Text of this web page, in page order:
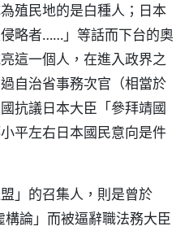
殖民地的是白種人；日本
略者……」等話而下台的奧
這一個人，在進入政界之
自治省事務次官（相當於
抗議日本大臣「參拜靖國
平左右日本國民意向是件
」的召集人，則是曾於
論」而被逼辭職法務大臣